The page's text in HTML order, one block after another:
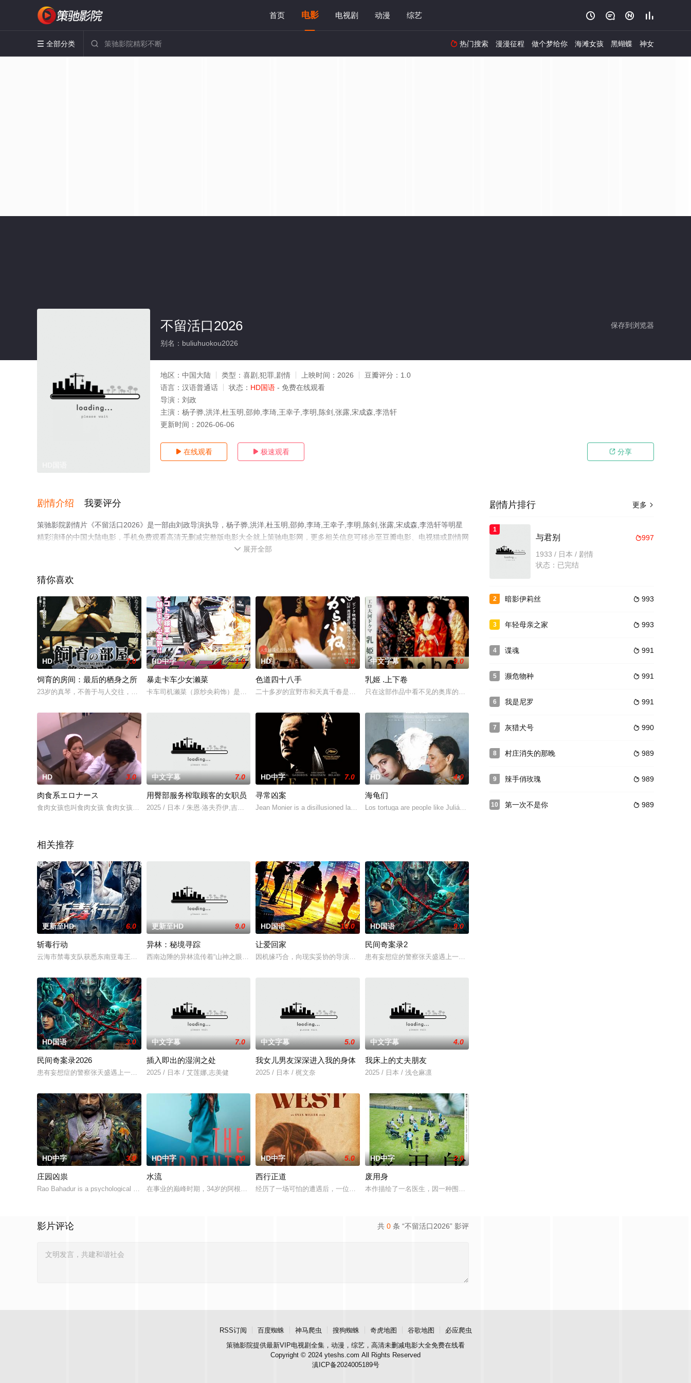
首页 电影 电视剧 动漫 综艺    
 全部分类   热门搜索 漫漫征程 做个梦给你 海滩女孩 黑蝴蝶 神女
保存到浏览器
不留活口2026
别名：buliuhuokou2026
地区： 中国大陆 类型： 喜剧,犯罪,剧情 上映时间： 2026 豆瓣评分： 1.0
语言： 汉语普通话 状态： HD国语 - 免费在线观看
导演： 刘政
主演： 杨子骅,洪洋,杜玉明,邵帅,李琦,王幸子,李明,陈剑,张露,宋成森,李浩轩
更新时间： 2026-06-06
 在线观看  极速观看  分享
剧情介绍 我要评分
策驰影院剧情片《不留活口2026》是一部由刘政导演执导，杨子骅,洪洋,杜玉明,邵帅,李琦,王幸子,李明,陈剑,张露,宋成森,李浩轩等明星
精彩演绎的中国大陆电影，手机免费观看高清无删减完整版电影大全就上策驰电影网，更多相关信息可移步至豆瓣电影、电视猫或剧情网
。
 展开全部
猜你喜欢
HD 7.0
饲育的房间：最后的栖身之所
23岁的真琴，不善于与人交往，一直都很孤独。一天，在从车站回家的途中，什么人突然袭击了
HD中字 1.0
暴走卡车少女濑菜
卡车司机濑菜（原纱央莉饰）是一个特立独行、崇尚自由的女孩，她喜欢开着暴走卡车游走日本各
HD 3.0
色道四十八手
二十多岁的宜野市和天真千春是结婚第一年的新婚夫妇。一天晚上，千春在梦话中喃喃自语“宝船
中文字幕 9.0
乳姬 .上下卷
只在这部作品中看不见的奥库的真面目... 什么！在那部大片色情针叶林剧“乳房”中有一把
HD 3.0
肉食系エロナース
食肉女孩也叫食肉女孩 食肉女孩zhi这个词最早出现在书中. 道是指现代女性的术语。这些
中文字幕 7.0
用臀部服务榨取顾客的女职员
2025 / 日本 / 朱恩·洛夫乔伊,吉冈由里
HD中字 7.0
寻常凶案
Jean Monier is a disillusioned lawyer, appo
HD 4.0
海龟们
Los tortuga are people like Julián and Deli
相关推荐
更新至HD 6.0
斩毒行动
云海市禁毒支队获悉东南亚毒王廖爷将携600余公斤毒品来云交易，火速成立“斩毒行动”专案
更新至HD 9.0
异林：秘境寻踪
西南边陲的异林流传着“山神之眼”的恐怖传说，生物系学生苏瑶与同学进山科考，却因遭遇飓风
HD国语 10.0
让爱回家
因机缘巧合，向现实妥协的导演朱达仁萌生拍一部《河南人在北京》电影的念头，在说服主编姚松
HD国语 9.0
民间奇案录2
患有妄想症的警察张天盛遇上一起离奇的神像杀人事件，勘案过程中，牵引出“婴胎报仇”，“娘
HD国语 3.0
民间奇案录2026
患有妄想症的警察张天盛遇上一起离奇的神像杀人事件，勘案过程中，牵引出“婴胎报仇”，“娘
中文字幕 7.0
插入即出的湿润之处
2025 / 日本 / 艾莲娜,志美健
中文字幕 5.0
我女儿男友深深进入我的身体
2025 / 日本 / 梶文奈
中文字幕 4.0
我床上的丈夫朋友
2025 / 日本 / 浅仓麻凛
HD中字 3.0
庄园凶祟
Rao Bahadur is a psychological drama set ag
HD中字 9.0
水流
在事业的巅峰时期，34岁的阿根廷造型师丽娜在瑞士的一场颁奖典礼后，被一种突如其来的冲动
HD中字 5.0
西行正道
经历了一场可怕的遭遇后，一位小镇女子向疏远的哥哥借了钱，独自一人踏上穿越西德克萨斯州的
HD中字 2.0
废用身
本作描绘了一名医生，因一种围绕“废用身”——因瘫痪等原因已无恢复可能的四肢——的治疗方
共 0 条 “不留活口2026” 影评
影片评论
更多 
剧情片排行
1
997
与君别
1933 / 日本 / 剧情
状态：已完结
2  993
暗影伊莉丝
3  993
年轻母亲之家
4  991
谍魂
5  991
濒危物种
6  991
我是尼罗
7  990
灰猎犬号
8  989
村庄消失的那晚
9  989
辣手俏玫瑰
10  989
第一次不是你
RSS订阅 百度蜘蛛 神马爬虫 搜狗蜘蛛 奇虎地图 谷歌地图
必应爬虫
策驰影院提供最新VIP电视剧全集，动漫，综艺，高清未删减电影大全免费在线看
Copyright © 2024 yteshs.com All Rights Reserved
滇ICP备2024005189号